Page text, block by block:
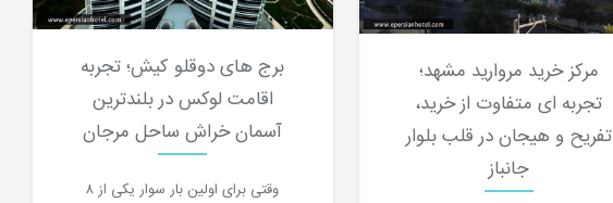
مرکز خرید مروارید مشهد؛
تجربه ای متفاوت از خرید،
تفریح و هیجان در قلب بلوار
جانباز
برج های دوقلو کیش؛ تجربه
اقامت لوکس در بلندترین
آسمان خراش ساحل مرجان
وقتی برای اولین بار سوار یکی از ۸